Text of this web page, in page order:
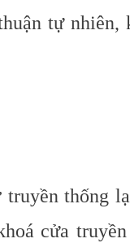
tự nhiên,
thống
cửa